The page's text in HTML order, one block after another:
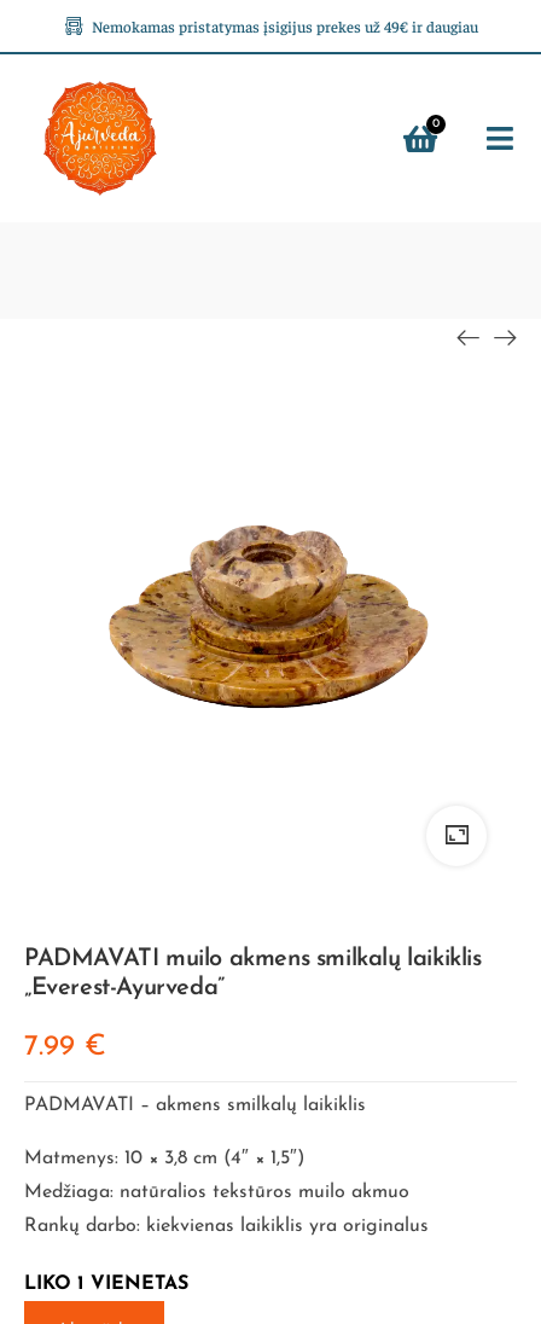
Nemokamas pristatymas įsigijus prekes už 49€ ir daugiau
0
PADMAVATI muilo akmens smilkalų laikiklis
„Everest-Ayurveda”
7.99 €
PADMAVATI – akmens smilkalų laikiklis
Matmenys: 10 × 3,8 cm (4″ × 1,5″)
Medžiaga: natūralios tekstūros muilo akmuo
Rankų darbo: kiekvienas laikiklis yra originalus
LIKO 1 VIENETAS